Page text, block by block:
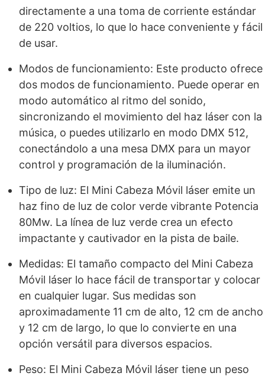
directamente a una toma de corriente estándar
de 220 voltios, lo que lo hace conveniente y fácil
de usar.
Modos de funcionamiento: Este producto ofrece
dos modos de funcionamiento. Puede operar en
modo automático al ritmo del sonido,
sincronizando el movimiento del haz láser con la
música, o puedes utilizarlo en modo DMX 512,
conectándolo a una mesa DMX para un mayor
control y programación de la iluminación.
Tipo de luz: El Mini Cabeza Móvil láser emite un
haz fino de luz de color verde vibrante Potencia
80Mw. La línea de luz verde crea un efecto
impactante y cautivador en la pista de baile.
Medidas: El tamaño compacto del Mini Cabeza
Móvil láser lo hace fácil de transportar y colocar
en cualquier lugar. Sus medidas son
aproximadamente 11 cm de alto, 12 cm de ancho
y 12 cm de largo, lo que lo convierte en una
opción versátil para diversos espacios.
Peso: El Mini Cabeza Móvil láser tiene un peso